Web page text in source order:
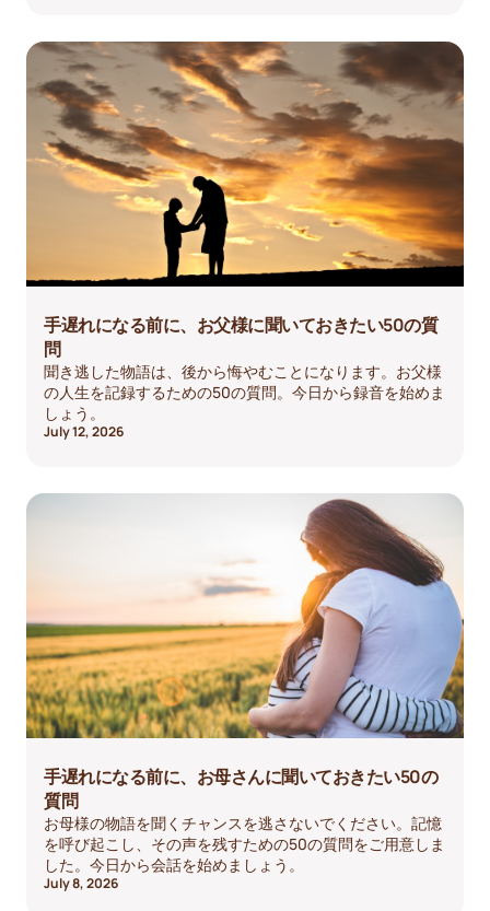
手遅れになる前に、お父様に聞いておきたい50の質
問
聞き逃した物語は、後から悔やむことになります。お父様
の人生を記録するための50の質問。今日から録音を始めま
しょう。
July 12, 2026
手遅れになる前に、お母さんに聞いておきたい50の
質問
お母様の物語を聞くチャンスを逃さないでください。記憶
を呼び起こし、その声を残すための50の質問をご用意しま
した。今日から会話を始めましょう。
July 8, 2026